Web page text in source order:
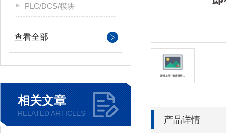
PLC/DCS/模块
查看全部
相关文章
RELATED ARTICLES
产品详情